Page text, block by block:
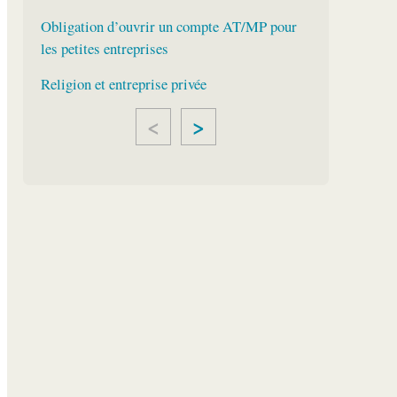
Obligation d’ouvrir un compte AT/MP pour
les petites entreprises
Religion et entreprise privée
>